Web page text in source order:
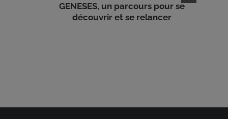
GENESES, un parcours pour se
découvrir et se relancer